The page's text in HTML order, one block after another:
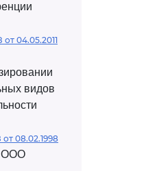
04.05.2011
видов
08.02.1998
ООО